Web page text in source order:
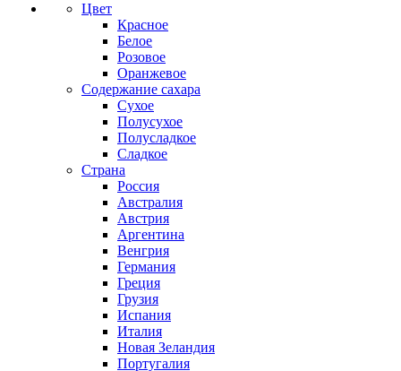
Цвет
Красное
Белое
Розовое
Оранжевое
Содержание сахара
Сухое
Полусухое
Полусладкое
Сладкое
Страна
Россия
Австралия
Австрия
Аргентина
Венгрия
Германия
Греция
Грузия
Испания
Италия
Новая Зеландия
Португалия